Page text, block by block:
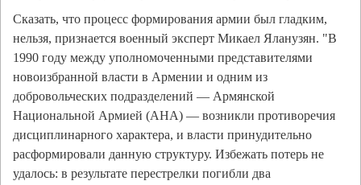
Сказать, что процесс формирования армии был гладким,
нельзя, признается военный эксперт Микаел Яланузян. "В
1990 году между уполномоченными представителями
новоизбранной власти в Армении и одним из
добровольческих подразделений — Армянской
Национальной Армией (АНА) — возникли противоречия
дисциплинарного характера, и власти принудительно
расформировали данную структуру. Избежать потерь не
удалось: в результате перестрелки погибли два